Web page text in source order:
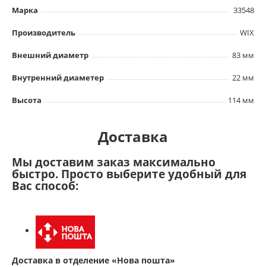
Марка 33548
Производитель WIX
Внешний диаметр 83 мм
Внутренний диаметер 22 мм
Высота 114 мм
Доставка
Мы доставим заказ максимально
быстро. Просто выберите удобный для
Вас способ:
Доставка в отделение «Нова пошта»